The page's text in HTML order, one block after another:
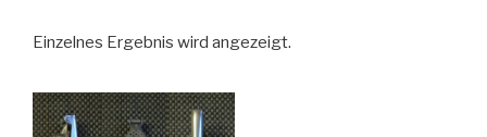
Einzelnes Ergebnis wird angezeigt.